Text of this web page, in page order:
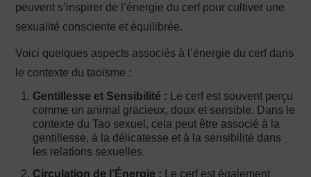
peuvent s’inspirer de l’énergie du cerf pour cultiver une
sexualité consciente et équilibrée.
Voici quelques aspects associés à l’énergie du cerf dans
le contexte du taoïsme :
Gentillesse et Sensibilité : Le cerf est souvent perçu
comme un animal gracieux, doux et sensible. Dans le
contexte du Tao sexuel, cela peut être associé à la
gentillesse, à la délicatesse et à la sensibilité dans
les relations sexuelles.
Circulation de l’Énergie : Le cerf est également